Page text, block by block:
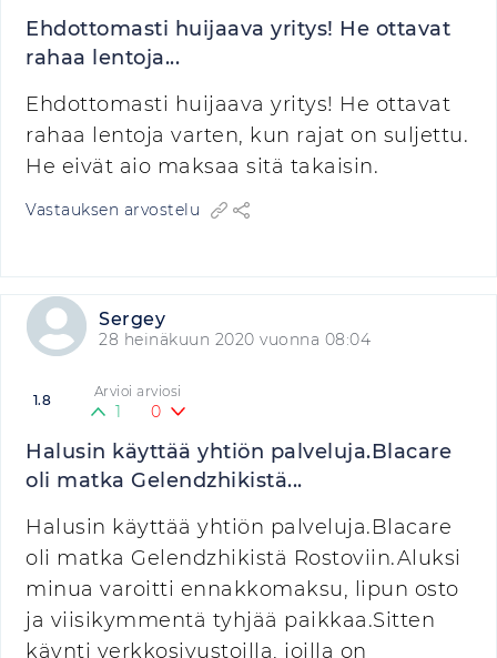
Ehdottomasti huijaava yritys! He ottavat
rahaa lentoja...
Ehdottomasti huijaava yritys! He ottavat
rahaa lentoja varten, kun rajat on suljettu.
He eivät aio maksaa sitä takaisin.
Vastauksen arvostelu
Sergey
28 heinäkuun 2020 vuonna 08:04
1.8 Arvioi arviosi
1 0
Halusin käyttää yhtiön palveluja.Blacare
oli matka Gelendzhikistä...
Halusin käyttää yhtiön palveluja.Blacare
oli matka Gelendzhikistä Rostoviin.Aluksi
minua varoitti ennakkomaksu, lipun osto
ja viisikymmentä tyhjää paikkaa.Sitten
käynti verkkosivustoilla, joilla on